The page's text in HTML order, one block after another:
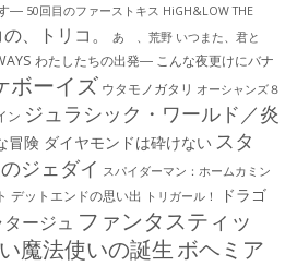
― 50回目のファーストキス HiGH&LOW THE
、トリコ。 あゝ、荒野 いつまた、君と
わたしたちの出発― こんな夜更けにバナ
ボーイズ ウタモノガタリ オーシャンズ８
ン ジュラシック・ワールド／炎
冒険 ダイヤモンドは砕けない スタ
ジェダイ スパイダーマン：ホームカミン
デットエンドの思い出 トリガール！
ドラゴ
ージュ ファンタスティッ
魔法使いの誕生 ボヘミア